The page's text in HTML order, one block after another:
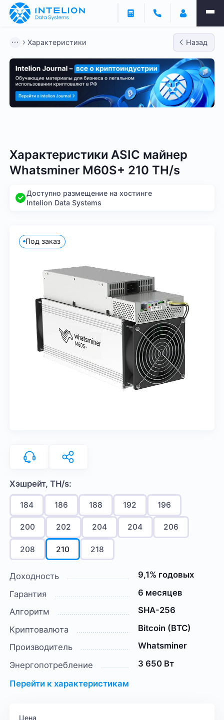
Характеристики Назад
Характеристики ASIC майнер
Whatsminer M60S+ 210 TH/s
Доступно размещение на хостинге
Intelion Data Systems
Под заказ
Хэшрейт, TH/s:
184 186 188 192 196
200 202 204 204 206
208 210 218
Доходность
9,1% годовых
Гарантия
6 месяцев
Алгоритм
SHA-256
Криптовалюта
Bitcoin (BTC)
Производитель
Whatsminer
Энергопотребление
3 650 Вт
Перейти к характеристикам
Цена